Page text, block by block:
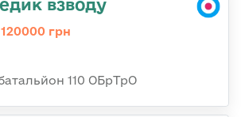
взводу
грн
110 ОБрТрО